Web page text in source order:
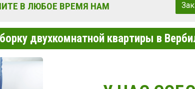
В ЛЮБОЕ ВРЕМЯ НАМ
двухкомнатной квартиры в